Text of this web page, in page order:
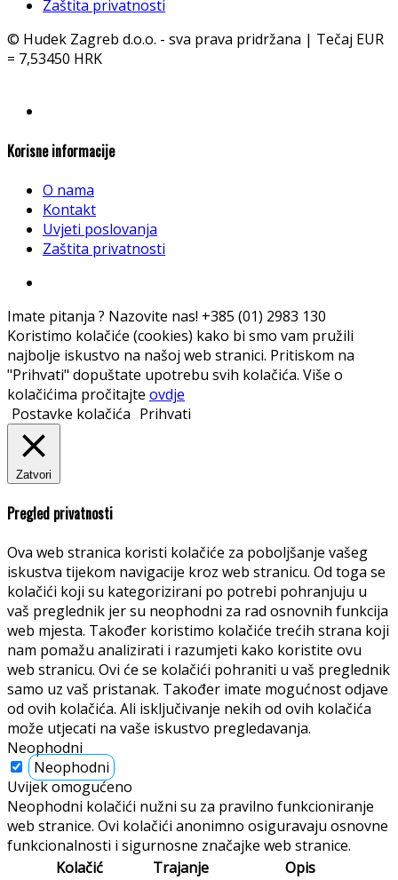
Zaštita privatnosti
© Hudek Zagreb d.o.o. - sva prava pridržana | Tečaj EUR
= 7,53450 HRK
Korisne informacije
O nama
Kontakt
Uvjeti poslovanja
Zaštita privatnosti
Imate pitanja ? Nazovite nas! +385 (01) 2983 130
Koristimo kolačiće (cookies) kako bi smo vam pružili
najbolje iskustvo na našoj web stranici. Pritiskom na
"Prihvati" dopuštate upotrebu svih kolačića. Više o
kolačićima pročitajte ovdje
Postavke kolačića Prihvati
Zatvori
Pregled privatnosti
Ova web stranica koristi kolačiće za poboljšanje vašeg
iskustva tijekom navigacije kroz web stranicu. Od toga se
kolačići koji su kategorizirani po potrebi pohranjuju u
vaš preglednik jer su neophodni za rad osnovnih funkcija
web mjesta. Također koristimo kolačiće trećih strana koji
nam pomažu analizirati i razumjeti kako koristite ovu
web stranicu. Ovi će se kolačići pohraniti u vaš preglednik
samo uz vaš pristanak. Također imate mogućnost odjave
od ovih kolačića. Ali isključivanje nekih od ovih kolačića
može utjecati na vaše iskustvo pregledavanja.
Neophodni
Neophodni
Uvijek omogućeno
Neophodni kolačići nužni su za pravilno funkcioniranje
web stranice. Ovi kolačići anonimno osiguravaju osnovne
funkcionalnosti i sigurnosne značajke web stranice.
Kolačić
Trajanje Opis